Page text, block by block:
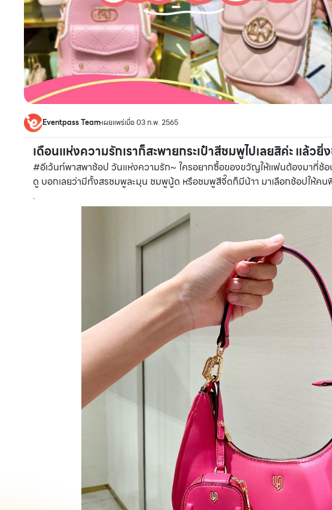
Eventpass Teamเผยแพร่เมื่อ 03 ก.พ. 2565
เดือนแห่งความรักเราก็สะพายกระเป๋าสีชมพูไปเลยสิค่ะ แล้วยิ่
#อีเว้นท์พาสพาช้อป วันแห่งความรัก~ ใครอยากซื้อของขวัญให้แฟนต้องมาที่ช้
ดู บอกเลยว่ามีทั้งสรชมพูละมุน ชมพูนู้ด หรือชมพูสีจี๊ดก็มีน้าา มาเลือกช้อปให้คน
.